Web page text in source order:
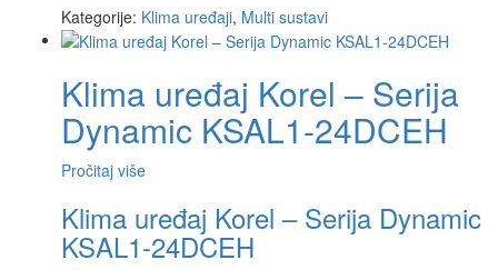
Kategorije: Klima uređaji, Multi sustavi
Klima uređaj Korel – Serija
Dynamic KSAL1-24DCEH
Pročitaj više
Klima uređaj Korel – Serija Dynamic
KSAL1-24DCEH